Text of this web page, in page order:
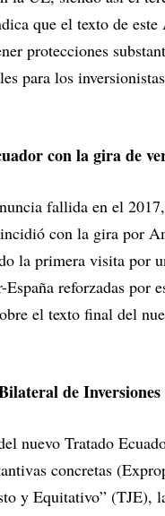
que el texto de
protecciones
para los
con la gira de
fallida en el
con la gira por
la primera visita por
reforzadas por
el texto final del
de Inversiones
nuevo Tratado
concretas
y Equitativo” (TJE),